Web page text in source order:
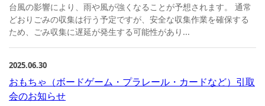
台風の影響により、雨や風が強くなることが予想されます。 通常
どおりごみの収集は行う予定ですが、安全な収集作業を確保する
ため、ごみ収集に遅延が発生する可能性があり...
2025.06.30
おもちゃ（ボードゲーム・プラレール・カードなど）引取
会のお知らせ